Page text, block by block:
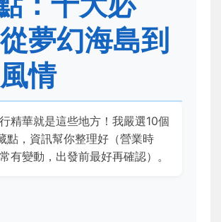
夢幻海島到
情
精華就是這些地方！我嚴選10個
點，資訊幫你整理好（營業時
有變動，出發前最好再確認）。